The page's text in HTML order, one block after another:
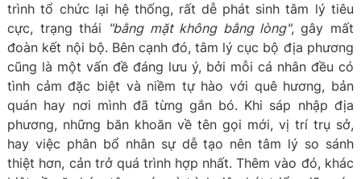
trình tổ chức lại hệ thống, rất dễ phát sinh tâm lý tiêu
cực, trạng thái "bằng mặt không bằng lòng", gây mất
đoàn kết nội bộ. Bên cạnh đó, tâm lý cục bộ địa phương
cũng là một vấn đề đáng lưu ý, bởi mỗi cá nhân đều có
tình cảm đặc biệt và niềm tự hào với quê hương, bản
quán hay nơi mình đã từng gắn bó. Khi sáp nhập địa
phương, những băn khoăn về tên gọi mới, vị trí trụ sở,
hay việc phân bổ nhân sự dễ tạo nên tâm lý so sánh
thiệt hơn, cản trở quá trình hợp nhất. Thêm vào đó, khác